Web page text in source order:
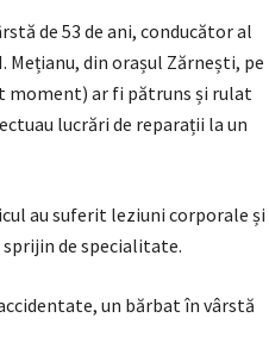
de 53 de ani, conducător al
din orașul Zărnești, pe
moment) ar fi pătruns și rulat
lucrări de reparații la un
au suferit leziuni corporale și
de specialitate.
un bărbat în vârstă